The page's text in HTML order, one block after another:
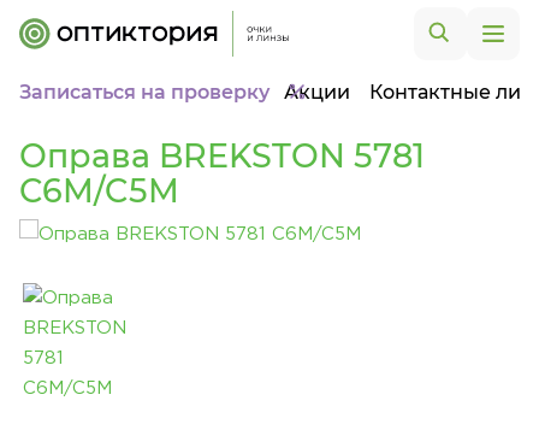
Записаться на проверку Акции Контактные
Оправа BREKSTON 5781
C6M/C5M